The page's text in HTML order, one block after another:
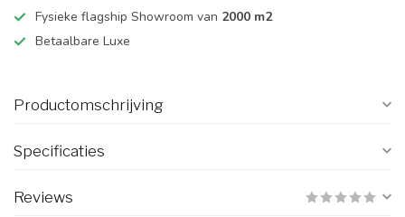
Fysieke flagship Showroom van 2000 m2
Betaalbare Luxe
Productomschrijving
Specificaties
Reviews